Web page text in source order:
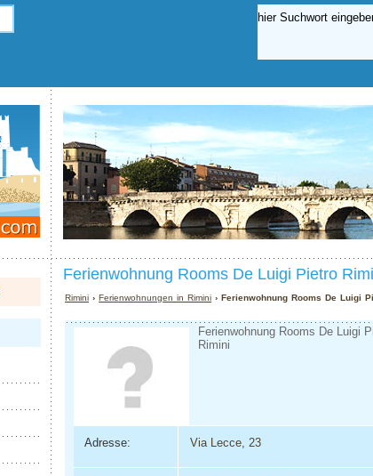
Ferienwohnung Rooms De Luigi Pietro
Rimini ›Ferienwohnungen in Rimini › Ferienwohnung Rooms De Luigi
Ferienwohnung Rooms De Luigi
Rimini
Adresse: Via Lecce, 23